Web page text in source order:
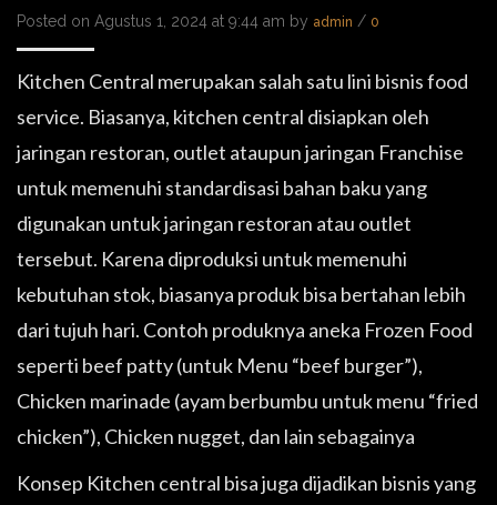
Posted on Agustus 1, 2024 at 9:44 am by admin / 0
Kitchen Central merupakan salah satu lini bisnis food
service. Biasanya, kitchen central disiapkan oleh
jaringan restoran, outlet ataupun jaringan Franchise
untuk memenuhi standardisasi bahan baku yang
digunakan untuk jaringan restoran atau outlet
tersebut. Karena diproduksi untuk memenuhi
kebutuhan stok, biasanya produk bisa bertahan lebih
dari tujuh hari. Contoh produknya aneka Frozen Food
seperti beef patty (untuk Menu “beef burger”),
Chicken marinade (ayam berbumbu untuk menu “fried
chicken”), Chicken nugget, dan lain sebagainya
Konsep Kitchen central bisa juga dijadikan bisnis yang